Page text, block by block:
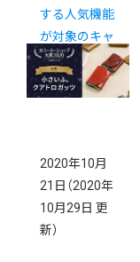
する人気機能
が対象のキャ
ンペーンを実
施中！
2020年10月
21日 （2020年
10月29日 更
新）